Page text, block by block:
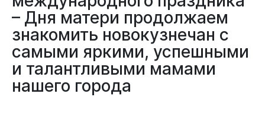
Документы
– Дня матери продолжаем
знакомить новокузнечан с
самыми яркими, успешными
и талантливыми мамами
нашего города